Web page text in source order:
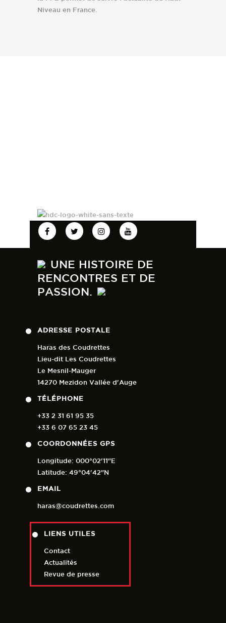
Niveau en France.
UNE HISTOIRE DE
RENCONTRES ET DE
PASSION.
ADRESSE POSTALE
Haras des Coudrettes
Lieu-dit Les Coudrettes
Le Mesnil-Mauger
14270 Mezidon Vallée d'Auge
TÉLÉPHONE
+33 2 31 61 95 35
+33 6 07 65 23 45
COORDONNÉES GPS
Longitude: 000°02'11"E
Latitude: 49°04'42"N
EMAIL
haras@coudrettes.com
LIENS UTILES
Contact
Actualités
Revue de presse